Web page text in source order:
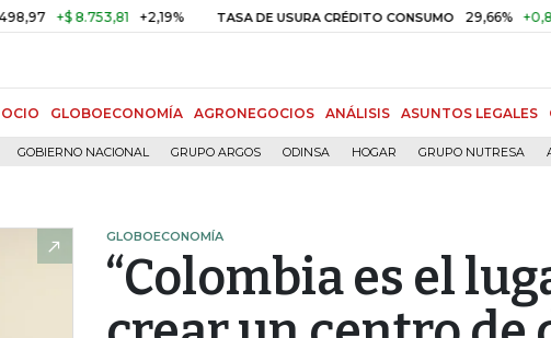
+$ 8.753,81 +2,19% TASA DE USURA CRÉDITO CONSUMO 29,66% +0,87%
OCIO GLOBOECONOMÍA AGRONEGOCIOS ANÁLISIS ASUNTOS LEGALES
GOBIERNO NACIONAL GRUPO ARGOS ODINSA HOGAR GRUPO NUTRESA
GLOBOECONOMÍA
“Colombia es el